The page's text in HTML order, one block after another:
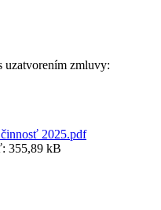
uzatvorením zmluvy:
2025.pdf
355,89 kB